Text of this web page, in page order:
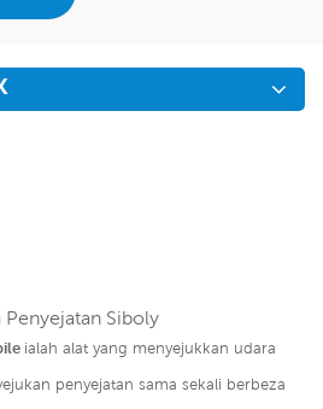
Siboly
ialah alat yang menyejukkan udara
penyejatan sama sekali berbeza